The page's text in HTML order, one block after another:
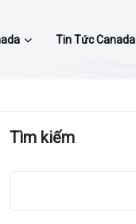
Tin Tức Canada
Tìm kiếm